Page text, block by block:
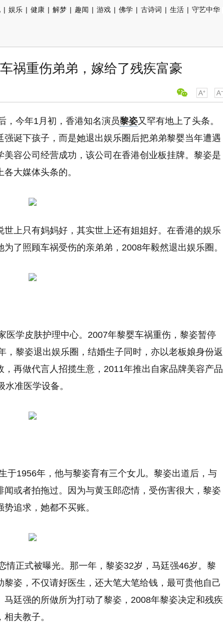
| 娱乐 | 健康 | 解梦 | 趣闻 | 游戏 | 佛学 | 古诗词 | 生活 | 守艺中华
祸重伤弟弟，嫁给了残疾富豪
，今年1月初，香港知名演员黎姿又罕有地上了头条。
诞下孩子，而是她退出娱乐圈后把弟弟黎婴当年遭遇
容公司经营成功，该公司在香港创业板挂牌。黎姿是
大媒体头条的。
上只有妈妈好，其实世上还有姐姐好。在香港的娱乐
了照顾车祸受伤的亲弟弟，2008年毅然退出娱乐圈。
医学皮肤护理中心。2007年黎婴车祸重伤，黎姿暂停
，黎姿退出娱乐圈，结婚生子同时，亦以老板娘身份返
再做代言人招揽生意，2011年推出自家品牌美容产品
准医学设备。
于1956年，他与黎姿育有三个女儿。黎姿出道后，与
或者拍拖过。因为与黄玉郎恋情，受伤害很大，黎姿
追求，她都不买账。
情正式被曝光。那一年，黎姿32岁，马廷强46岁。黎
姿，不仅请好医生，还大笔大笔给钱，最可贵他自己
廷强的所做所为打动了黎姿，2008年黎姿决定和残疾
夫教子。